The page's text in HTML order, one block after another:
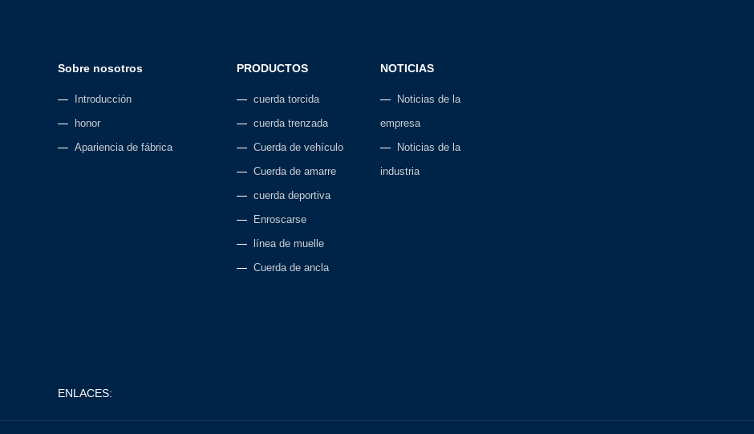
Sobre nosotros
Introducción
honor
Apariencia de fábrica
PRODUCTOS
cuerda torcida
cuerda trenzada
Cuerda de vehículo
Cuerda de amarre
cuerda deportiva
Enroscarse
línea de muelle
Cuerda de ancla
NOTICIAS
Noticias de la
empresa
Noticias de la
industria
ENLACES: